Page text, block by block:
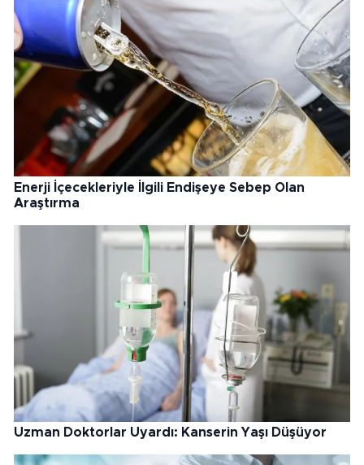
Enerji İçecekleriyle İlgili Endişeye Sebep Olan
Araştırma
Uzman Doktorlar Uyardı: Kanserin Yaşı Düşüyor